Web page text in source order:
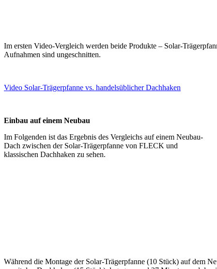
Im ersten Video-Vergleich werden beide Produkte – Solar-
Aufnahmen sind ungeschnitten.
Video Solar-Trägerpfanne vs. handelsüblicher Dachhaken
Einbau auf einem Neubau
Im Folgenden ist das Ergebnis des Vergleichs auf einem Neubau-
Dach zwischen der Solar-Trägerpfanne von FLECK und
klassischen Dachhaken zu sehen.
Während die Montage der Solar-Trägerpfanne (10 Stück) auf dem